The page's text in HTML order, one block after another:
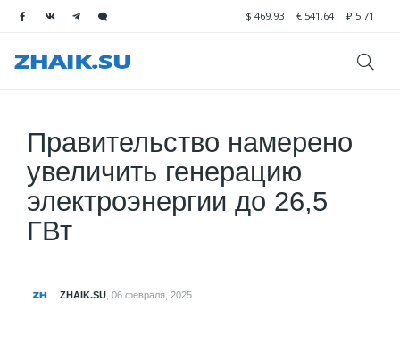
$ 469.93 € 541.64 ₽ 5.71
Правительство намерено
увеличить генерацию
электроэнергии до 26,5
ГВт
ZHAIK.SU 06 февраля, 2025